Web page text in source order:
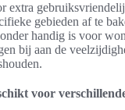
extra
gebieden af te
handig is voor
bij aan de
voor